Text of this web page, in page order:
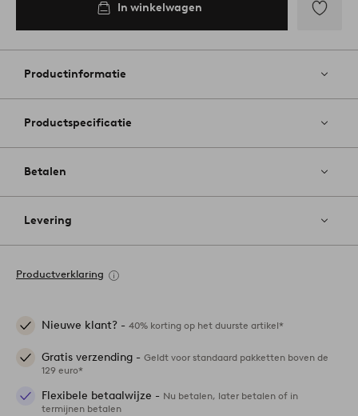
In winkelwagen
aan
Productinformatie
Productspecificatie
Betalen
Levering
Productverklaring
Nieuwe klant? - 40% korting op het duurste artikel*
Gratis verzending - Geldt voor standaard pakketten boven de
129 euro*
Flexibele betaalwijze - Nu betalen, later betalen of in
termijnen betalen